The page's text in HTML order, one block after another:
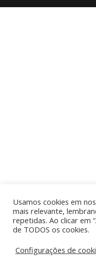
Usamos cookies em
mais relevante,
repetidas. Ao clicar em
de TODOS os cookies.
Configurações de